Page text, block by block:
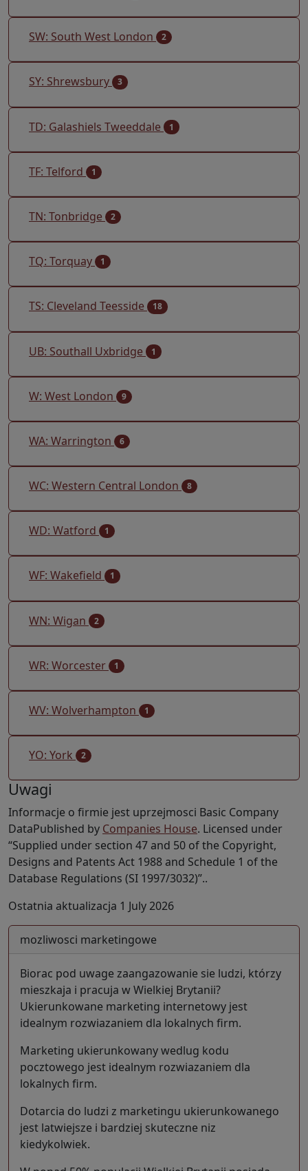
SW: South West London 2
SY: Shrewsbury 3
TD: Galashiels Tweeddale 1
TF: Telford 1
TN: Tonbridge 2
TQ: Torquay 1
TS: Cleveland Teesside 18
UB: Southall Uxbridge 1
W: West London 9
WA: Warrington 6
WC: Western Central London 8
WD: Watford 1
WF: Wakefield 1
WN: Wigan 2
WR: Worcester 1
WV: Wolverhampton 1
YO: York 2
Uwagi
Informacje o firmie jest uprzejmosci Basic Company
DataPublished by Companies House. Licensed under
“Supplied under section 47 and 50 of the Copyright,
Designs and Patents Act 1988 and Schedule 1 of the
Database Regulations (SI 1997/3032)”..
Ostatnia aktualizacja 1 July 2026
mozliwosci marketingowe
Biorac pod uwage zaangazowanie sie ludzi, którzy
mieszkaja i pracuja w Wielkiej Brytanii?
Ukierunkowane marketing internetowy jest
idealnym rozwiazaniem dla lokalnych firm.
Marketing ukierunkowany wedlug kodu
pocztowego jest idealnym rozwiazaniem dla
lokalnych firm.
Dotarcia do ludzi z marketingu ukierunkowanego
jest latwiejsze i bardziej skuteczne niz
kiedykolwiek.